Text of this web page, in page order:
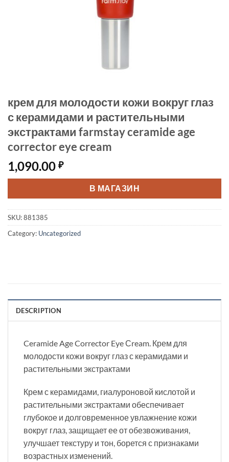
крем для молодости кожи вокруг глаз
с керамидами и растительными
экстрактами farmstay ceramide age
corrector eye сream
1,090.00 ₽
В МАГАЗИН
SKU:881385
Category: Uncategorized
DESCRIPTION
Ceramide Age Corrector Eye Сream. Крем для
молодости кожи вокруг глаз с керамидами и
растительными экстрактами
Крем с керамидами, гиалуроновой кислотой и
растительными экстрактами обеспечивает
глубокое и долговременное увлажнение кожи
вокруг глаз, защищает ее от обезвоживания,
улучшает текстуру и тон, борется с признаками
возрастных изменений.